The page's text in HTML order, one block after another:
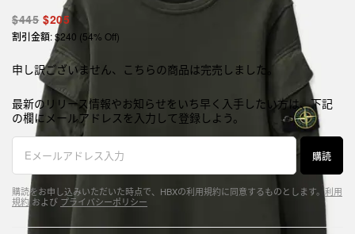
$445 $205
割引金額: $240 (54% Off)
申し訳ございません、こちらの商品は完売しました。
最新のリリース情報やお知らせをいち早く入手したい方は、下記
の欄にメールアドレスを入力して登録しよう。
購読
購読をお申し込みいただいた時点で、HBXの利用規約に同意するものとします。利用
規約および プライバシーポリシー